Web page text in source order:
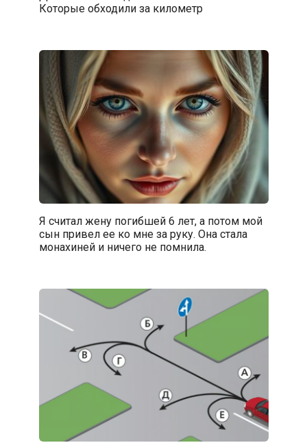
Которые обходили за километр
Я считал жену погибшей 6 лет, а потом мой
сын привел ее ко мне за руку. Она стала
монахиней и ничего не помнила.